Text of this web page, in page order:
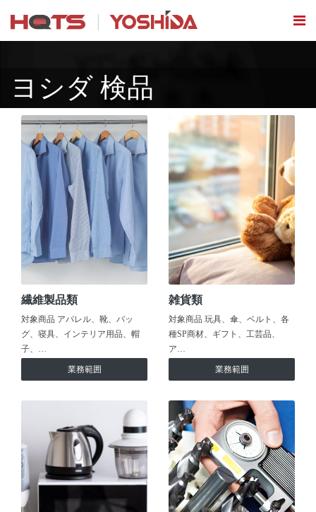
ヨシダ 検品
繊維製品類
対象商品 アパレル、靴、バッ
グ、寝具、インテリア用品、帽
子、…
業務範囲
雑貨類
対象商品 玩具、傘、ベルト、各
種SP商材、ギフト、工芸品、
ア…
業務範囲